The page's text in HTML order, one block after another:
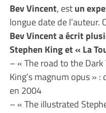
Bev Vincent, estun
longue date de
Bev Vincent a écrit
Stephen King et « La
– « The road to the
King’s magnum opus »
en 2004
– « The illustrated